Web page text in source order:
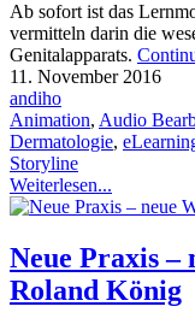
Ab sofort ist das
vermitteln darin die
Genitalapparats.
11. November 2016
andiho
Animation, Audio
Dermatologie,
Storyline
Weiterlesen...
Neue Praxis –
Roland König